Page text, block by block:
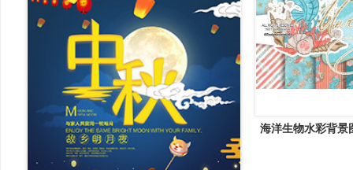
海洋生物水彩背景